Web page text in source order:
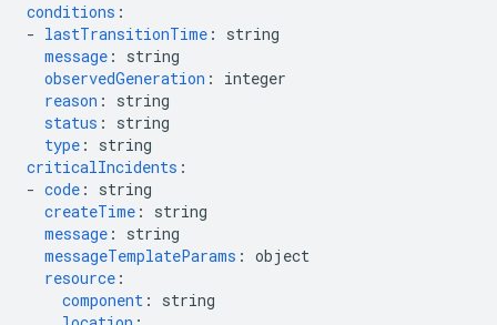
conditions :
- lastTransitionTime :
string
message :
string
observedGeneration :
integer
reason :
string
status :
string
type :
string
criticalIncidents :
- code :
string
createTime :
string
message :
string
messageTemplateParams : object
resource :
component :
string